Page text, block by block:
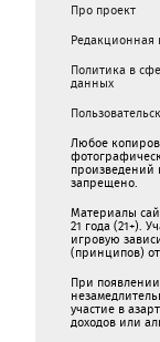
Про проект
Редакционная
Политика в
данных
Любое
произведений
запрещено.
Материалы
21 года (21+).
игровую
(принципов)
При
участие в
доходов или